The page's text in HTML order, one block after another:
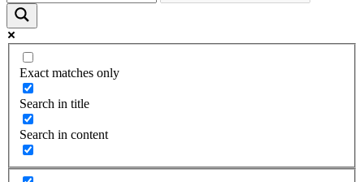
Exact matches only
Search in title
Search in content